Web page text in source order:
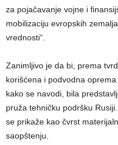
za pojačavanje vojne i
mobilizaciju evropskih
vrednosti“.
Zanimljivo je da bi, prema
korišćena i podvodna
kako se navodi, bila
pruža tehničku podršku
se prikaže kao čvrst
saopštenju.